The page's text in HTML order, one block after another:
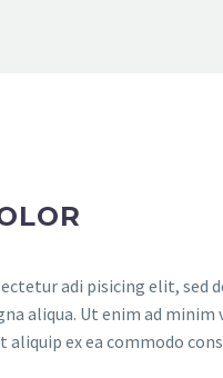
adi pisicing elit, sed
aliqua. Ut enim ad minim
ex ea commodo